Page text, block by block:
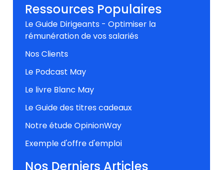
Ressources Populaires
Le Guide Dirigeants - Optimiser la
rémunération de vos salariés
Nos Clients
Le Podcast May
Le livre Blanc May
Le Guide des titres cadeaux
Notre étude OpinionWay
Exemple d'offre d'emploi
Nos Derniers Articles